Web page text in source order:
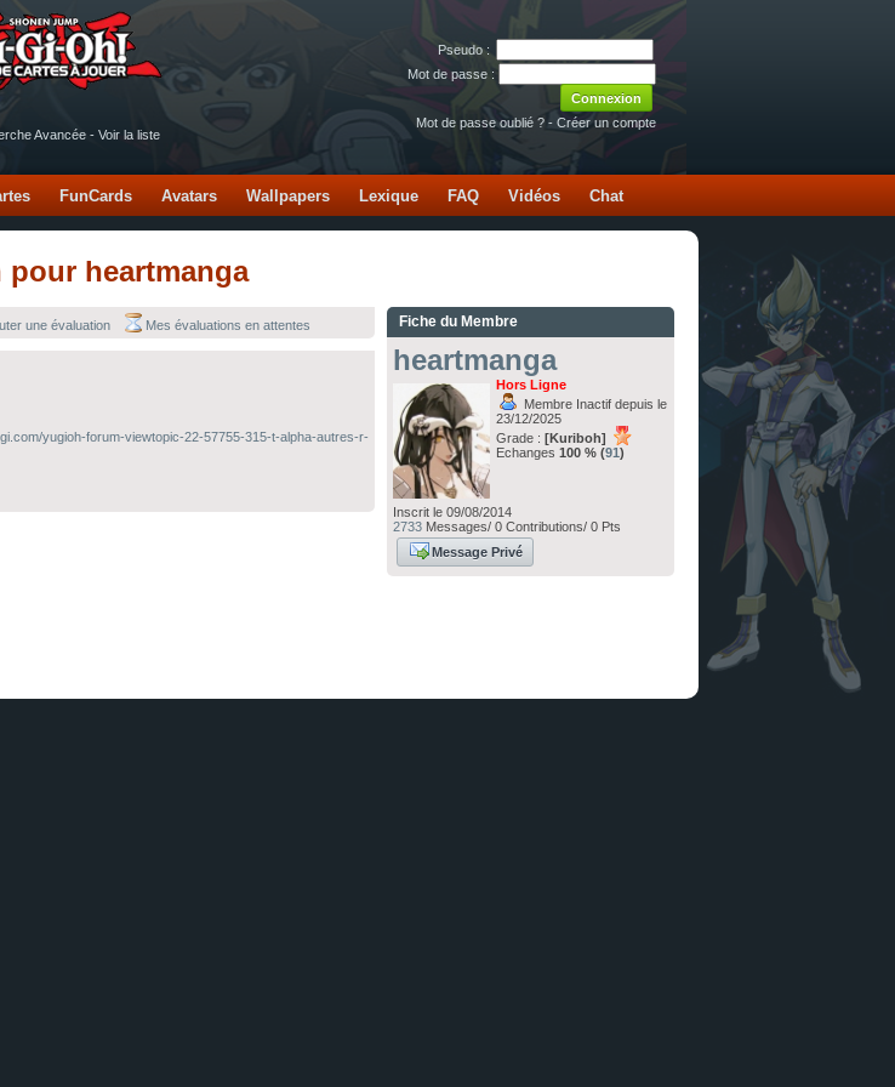
Pseudo :
Mot de passe :
Mot de passe oublié ? - Créer un compte
Avancée - Voir la liste
FunCards Avatars Wallpapers Lexique FAQ Vidéos Chat
pour heartmanga
une évaluation Mes évaluations en attentes
yugioh-forum-viewtopic-22-57755-315-t-alpha-autres-r-
Fiche du Membre
heartmanga
Hors Ligne
Membre Inactif depuis le
23/12/2025
Grade : [Kuriboh]
Echanges 100 % (91)
Inscrit le 09/08/2014
2733Messages/ 0 Contributions/ 0 Pts
Message Privé